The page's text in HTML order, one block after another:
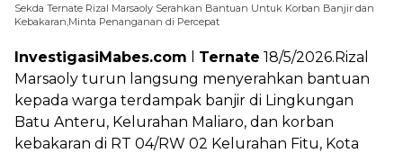
Sekda Ternate Rizal Marsaoly Serahkan Bantuan Untuk Korban Banjir dan
Kebakaran,Minta Penanganan di Percepat
InvestigasiMabes.com Ternate 18/5/2026.Rizal
Marsaoly turun langsung menyerahkan bantuan
kepada warga terdampak banjir di Lingkungan
Batu Anteru, Kelurahan Maliaro, dan korban
kebakaran di RT 04/RW 02 Kelurahan Fitu, Kota